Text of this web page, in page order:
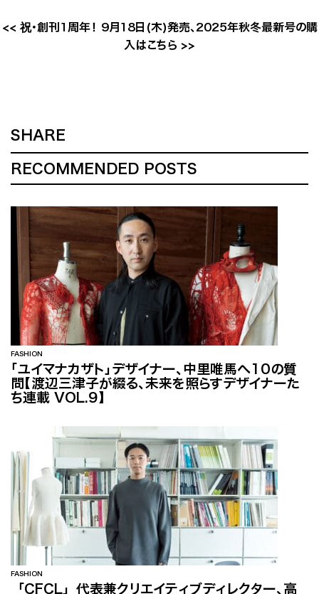
<<祝・創刊1周年！ 9月18日(木)発売、2025年秋冬最新号の購
入はこちら >>
SHARE
RECOMMENDED POSTS
FASHION
「ユイマナカザト」デザイナー、中里唯馬へ10の質
問【渡辺三津子が綴る、未来を照らすデザイナーた
ち連載 VOL.9】
FASHION
「CFCL」代表兼クリエイティブディレクター、高